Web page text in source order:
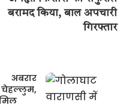
बरामद किया, बाल अपचारी
गिरफ्तार
अबरार
चेहल्लुम,